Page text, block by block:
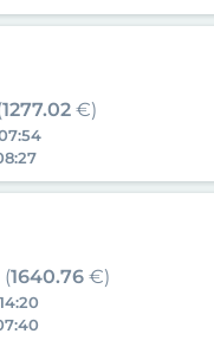
1277.02 €)
(1640.76 €)